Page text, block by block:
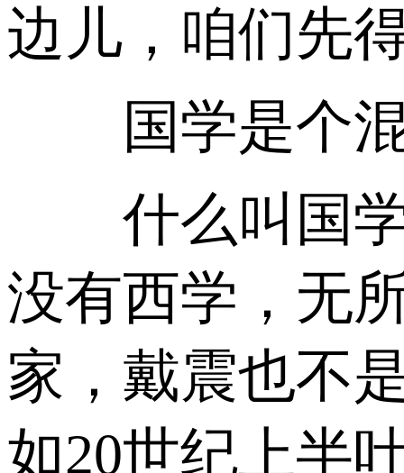
边儿，咱们先
国学是个混
什么叫国学
没有西学，无
家，戴震也不
如20世纪上半